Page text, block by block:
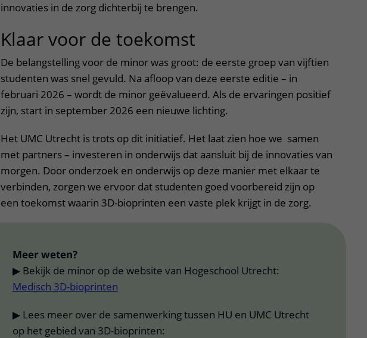
innovaties in de zorg dichterbij te brengen.
Klaar voor de toekomst
De belangstelling voor de minor was groot: de eerste groep van vijftien
studenten was snel gevuld. Na afloop van deze eerste editie – in
februari 2026 – wordt de minor geëvalueerd. Als de ervaringen positief
zijn, start in september 2026 een nieuwe lichting.
Het UMC Utrecht is trots op dit initiatief. Het laat zien hoe we samen
met partners – investeren in onderwijs dat aansluit bij de innovaties van
morgen. Door onderzoek en onderwijs op deze manier met elkaar te
verbinden, zorgen we ervoor dat studenten goed voorbereid zijn op
een toekomst waarin 3D-bioprinten een vaste plek krijgt in de zorg.
Meer weten?
▶ Bekijk de minor op de website van Hogeschool Utrecht:
Medisch 3D-bioprinten
▶ Lees meer over de samenwerking tussen HU en UMC Utrecht
op het gebied van 3D-bioprinten: